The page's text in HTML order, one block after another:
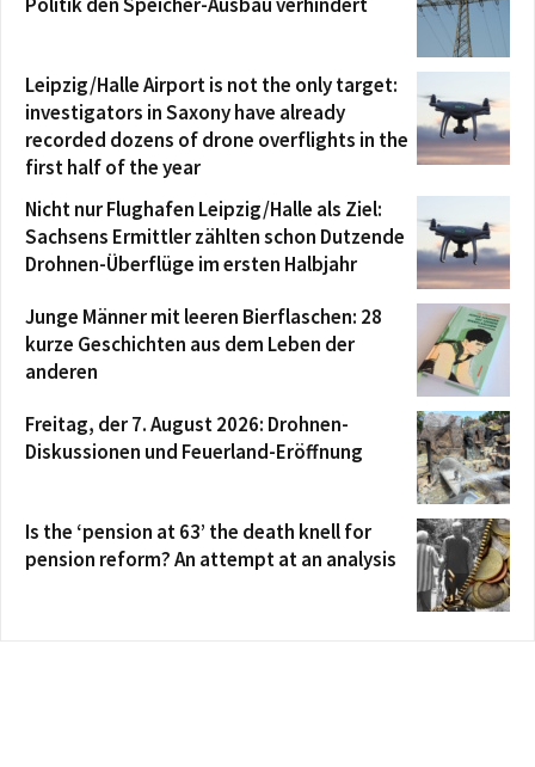
Leipzig/Halle Airport is not the only target:
investigators in Saxony have already
recorded dozens of drone overflights in the
first half of the year
Nicht nur Flughafen Leipzig/Halle als Ziel:
Sachsens Ermittler zählten schon Dutzende
Drohnen-Überflüge im ersten Halbjahr
Junge Männer mit leeren Bierflaschen: 28
kurze Geschichten aus dem Leben der
anderen
Freitag, der 7. August 2026: Drohnen-
Diskussionen und Feuerland-Eröffnung
Is the ‘pension at 63’ the death knell for
pension reform? An attempt at an analysis